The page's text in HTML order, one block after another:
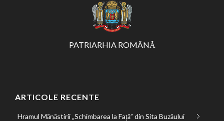
PATRIARHIA ROMÂNĂ
ARTICOLE RECENTE
Hramul Mănăstirii „Schimbarea la Față” din Sita Buzăului